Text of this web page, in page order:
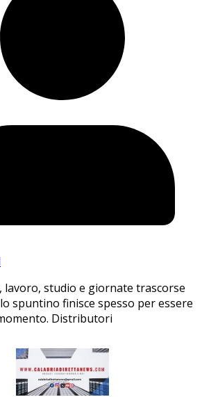
lavoro, studio e giornate trascorse
spuntino finisce spesso per essere
Distributori